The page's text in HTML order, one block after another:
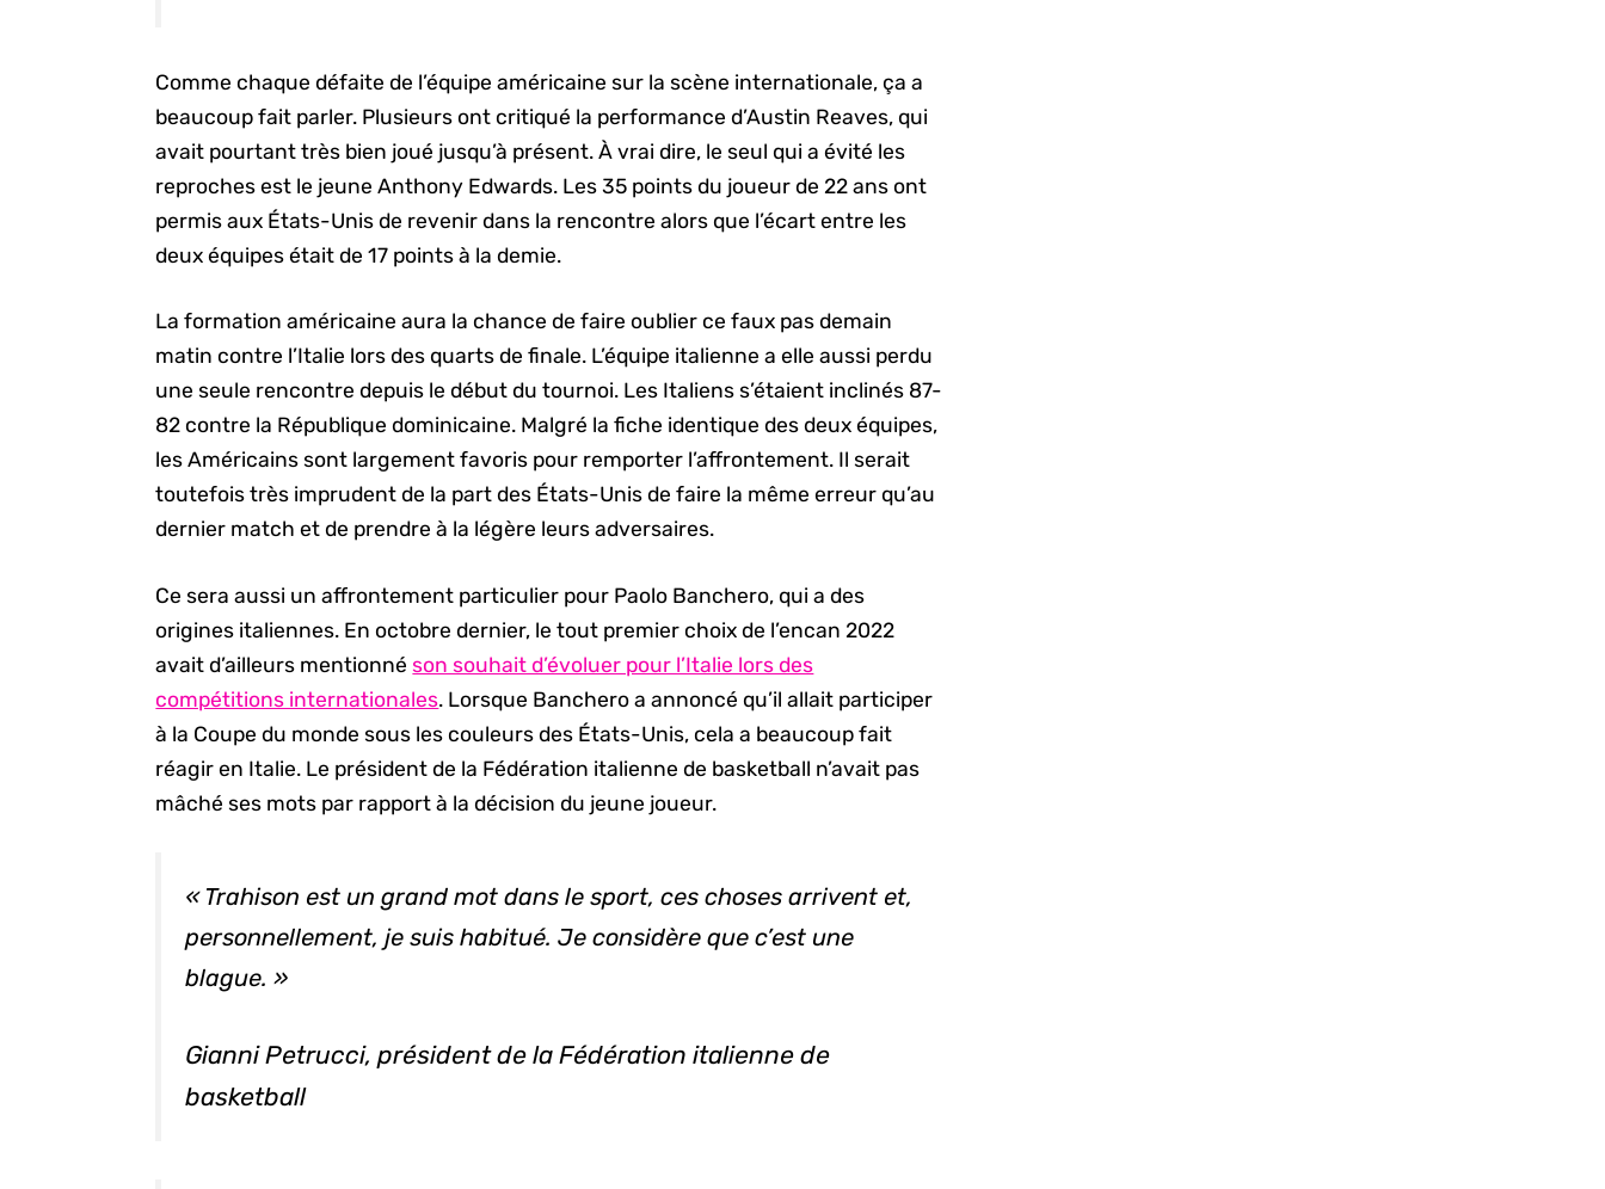
Comme chaque défaite de l’équipe américaine sur la scène internationale, ça a
beaucoup fait parler. Plusieurs ont critiqué la performance d’Austin Reaves, qui
avait pourtant très bien joué jusqu’à présent. À vrai dire, le seul qui a évité les
reproches est le jeune Anthony Edwards. Les 35 points du joueur de 22 ans ont
permis aux États-Unis de revenir dans la rencontre alors que l’écart entre les
deux équipes était de 17 points à la demie.
La formation américaine aura la chance de faire oublier ce faux pas demain
matin contre l’Italie lors des quarts de finale. L’équipe italienne a elle aussi perdu
une seule rencontre depuis le début du tournoi. Les Italiens s’étaient inclinés 87-
82 contre la République dominicaine. Malgré la fiche identique des deux équipes,
les Américains sont largement favoris pour remporter l’affrontement. Il serait
toutefois très imprudent de la part des États-Unis de faire la même erreur qu’au
dernier match et de prendre à la légère leurs adversaires.
Ce sera aussi un affrontement particulier pour Paolo Banchero, qui a des
origines italiennes. En octobre dernier, le tout premier choix de l’encan 2022
avait d’ailleurs mentionnéson souhait d’évoluer pour l’Italie lors des
compétitions internationales. Lorsque Banchero a annoncé qu’il allait participer
à la Coupe du monde sous les couleurs des États-Unis, cela a beaucoup fait
réagir en Italie. Le président de la Fédération italienne de basketball n’avait pas
mâché ses mots par rapport à la décision du jeune joueur.
« Trahison est un grand mot dans le sport, ces choses arrivent et,
personnellement, je suis habitué. Je considère que c’est une
blague. »
Gianni Petrucci, président de la Fédération italienne de
basketball